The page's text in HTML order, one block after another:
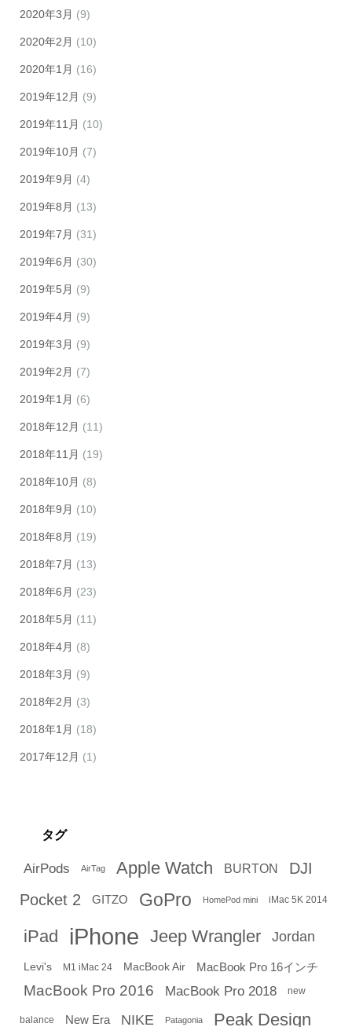
2020年3月 (9)
2020年2月 (10)
2020年1月 (16)
2019年12月 (9)
2019年11月 (10)
2019年10月 (7)
2019年9月 (4)
2019年8月 (13)
2019年7月 (31)
2019年6月 (30)
2019年5月 (9)
2019年4月 (9)
2019年3月 (9)
2019年2月 (7)
2019年1月 (6)
2018年12月 (11)
2018年11月 (19)
2018年10月 (8)
2018年9月 (10)
2018年8月 (19)
2018年7月 (13)
2018年6月 (23)
2018年5月 (11)
2018年4月 (8)
2018年3月 (9)
2018年2月 (3)
2018年1月 (18)
2017年12月 (1)
タグ
AirPods AirTag Apple Watch BURTON
DJI
Pocket 2
GITZO GoPro HomePod mini iMac 5K 2014
iPad iPhone Jeep Wrangler Jordan
Levi's M1 iMac 24 MacBook Air MacBook Pro 16インチ
MacBook Pro 2016 MacBook Pro 2018 new
balance New Era NIKE Patagonia Peak Design